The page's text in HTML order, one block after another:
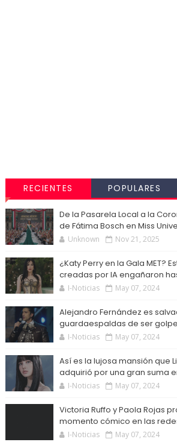
RECIENTES POPULARES
De la Pasarela Local a la
de Fátima Bosch en Miss
Unknown Nov 21, 2025
¿Katy Perry en la Gala MET?
creadas por IA engañaron
I-Noticias May 07, 2024
Alejandro Fernández es
guardaespaldas de ser
I-Noticias May 07, 2024
Así es la lujosa mansión que
adquirió por una gran suma
I-Noticias May 07, 2024
Victoria Ruffo y Paola Rojas
momento cómico en las
I-Noticias May 07, 2024